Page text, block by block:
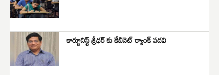
కార్టూనిస్ట్ శ్రీధర్ కు కేబినెట్ ర్యాంక్ పదవి